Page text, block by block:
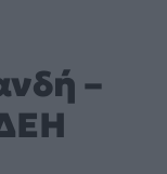
–